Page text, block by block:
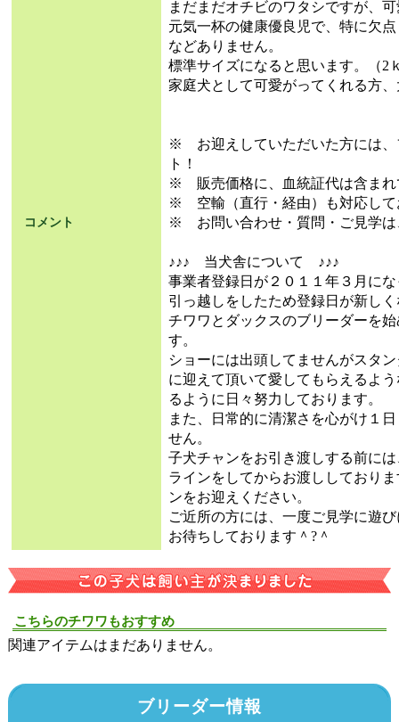
コメント
まだまだオチビのワタシですが、
元気一杯の健康優良児で、特に欠
などありません。
標準サイズになると思います。（2
家庭犬として可愛がってくれる方
※ お迎えしていただいた方には、
ト！
※ 販売価格に、血統証代は含まれ
※ 空輸（直行・経由）も対応して
※ お問い合わせ・質問・ご見学は
♪♪♪ 当犬舎について ♪♪♪
事業者登録日が２０１１年３月に
引っ越しをしたため登録日が新し
チワワとダックスのブリーダーを
す。
ショーには出頭してませんがスタ
に迎えて頂いて愛してもらえるよ
るように日々努力しております。
また、日常的に清潔さを心がけ１
せん。
子犬チャンをお引き渡しする前に
ラインをしてからお渡ししており
ンをお迎えください。
ご近所の方には、一度ご見学に遊
お待ちしております＾?＾
こちらのチワワもおすすめ
関連アイテムはまだありません。
ブリーダー情報